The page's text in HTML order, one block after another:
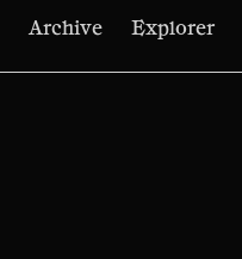
Archive Explorer